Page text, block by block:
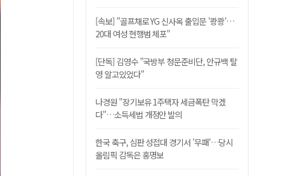
[속보] "골프채로 YG 신사옥 출입문 '쾅쾅'…
20대 여성 현행범 체포"
[단독] 김영수 "국방부 청문준비단, 안규백 탈
영 알고있었다"
나경원 "장기보유 1주택자 세금폭탄 막겠
다"…소득세법 개정안 발의
한국 축구, 심판 성접대 경기서 '무패'…당시
올림픽 감독은 홍명보